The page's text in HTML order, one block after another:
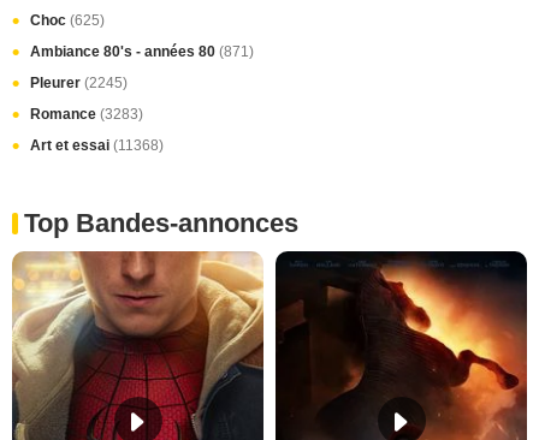
Choc (625)
Ambiance 80's - années 80 (871)
Pleurer (2245)
Romance (3283)
Art et essai (11368)
Top Bandes-annonces